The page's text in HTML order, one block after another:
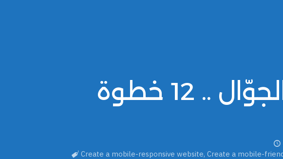
إنشاء موقع متوافق مع الجوّال .. 12 خطوة
Create a mobile-responsive website, Create a mobile-